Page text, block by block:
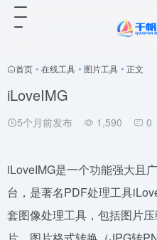
首页 • 在线工具 • 图片工具 • 正文
iLoveIMG
5个月前发布 1,590 0
iLoveIMG是一个功能强大且
台，是著名PDF处理工具
套图像处理工具，包括图片